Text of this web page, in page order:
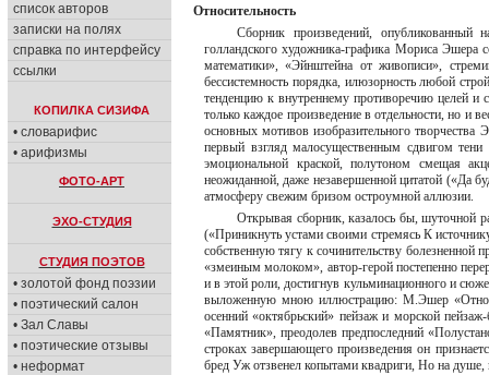
список авторов
записки на полях
справка по интерфейсу
ссылки
КОПИЛКА СИЗИФА
• словарифис
• арифизмы
ФОТО-АРТ
ЭХО-СТУДИЯ
СТУДИЯ ПОЭТОВ
• золотой фонд поэзии
• поэтический салон
• Зал Славы
• поэтические отзывы
• неформат
Относительность
Сборник произведений,
голландского художника-графика Мориса Эшера
математики», «Эйнштейна от живописи»,
бессистемность порядка, илюзорность любой
тенденцию к внутреннему противоречию целей и
только каждое произведение в отдельности, но и
основных мотивов изобразительного
первый взгляд малосущественным сдвигом
эмоциональной краской, полутоном смещая
неожиданной, даже незавершенной цитатой («Да
атмосферу свежим бризом остроумной аллюзии.
Открывая сборник, казалось бы, шуточной
(«Приникнуть устами своими стремясь К
собственную тягу к сочинительству болезненной
«змеиным молоком», автор-герой постепенно
и в этой роли, достигнув кульминационного и
выложенную мною иллюстрацию: М.Эшер
осенний «октябрьский» пейзаж и морской
«Памятник», преодолев предпоследний
строках завершающего произведения он
бред Уж отзвенел копытами квадриги, Но на